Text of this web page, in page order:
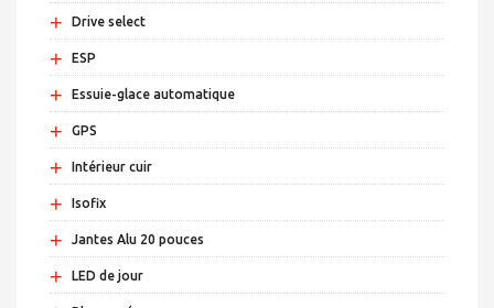
+ Drive select
+ ESP
+ Essuie-glace automatique
+ GPS
+ Intérieur cuir
+ Isofix
+ Jantes Alu 20 pouces
+ LED de jour